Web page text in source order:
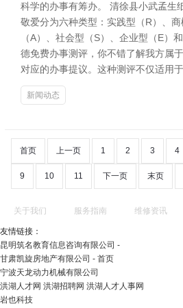
科学的办事有筹办。 清徐县小武孟生
敬爱分为六种类型：实践型（R）、
（A）、社会型（S）、企业型（E）
德免费办事测评，你不错了解我方属
对应的办事提议。这种测评不仅适用
新闻动态
首页 上一页 1 2 3 4
9 10 11 下一页 末页
关于我们 服务指南 维修资讯
友情链接：
昆明筑名教育信息咨询有限公司 -
甘肃凯旋房地产有限公司 - 首页
宁波天龙动力机械有限公司
洪湖人才网 洪湖招聘网 洪湖人才人事网
岩也科技